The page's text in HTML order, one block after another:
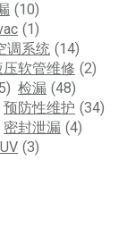
(10)
(1)
调系统 (14)
压软管维修 (2)
检漏 (48)
预防性维护 (34)
密封泄漏 (4)
UV (3)